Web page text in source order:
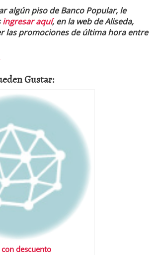
algún piso de Banco Popular, le
ingresar aquí, en la web de Aliseda,
las promociones de última hora entre
Gustar:
descuento